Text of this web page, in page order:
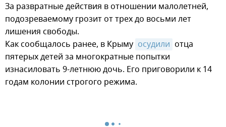
За развратные действия в отношении малолетней,
подозреваемому грозит от трех до восьми лет
лишения свободы.
Как сообщалось ранее, в Крыму осудили отца
пятерых детей за многократные попытки
изнасиловать 9-летнюю дочь. Его приговорили к 14
годам колонии строгого режима.